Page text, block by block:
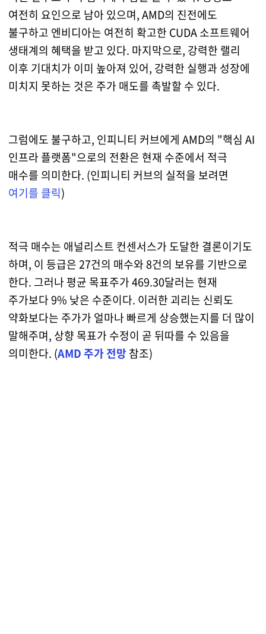
여전히 요인으로 남아 있으며, AMD의 진전에도
불구하고 엔비디아는 여전히 확고한 CUDA 소프트웨어
생태계의 혜택을 받고 있다. 마지막으로, 강력한 랠리
이후 기대치가 이미 높아져 있어, 강력한 실행과 성장에
미치지 못하는 것은 주가 매도를 촉발할 수 있다.
그럼에도 불구하고, 인피니티 커브에게 AMD의 "핵심 AI
인프라 플랫폼"으로의 전환은 현재 수준에서 적극
매수를 의미한다. (인피니티 커브의 실적을 보려면
여기를 클릭)
적극 매수는 애널리스트 컨센서스가 도달한 결론이기도
하며, 이 등급은 27건의 매수와 8건의 보유를 기반으로
한다. 그러나 평균 목표주가 469.30달러는 현재
주가보다 9% 낮은 수준이다. 이러한 괴리는 신뢰도
약화보다는 주가가 얼마나 빠르게 상승했는지를 더 많이
말해주며, 상향 목표가 수정이 곧 뒤따를 수 있음을
의미한다. (AMD 주가 전망 참조)